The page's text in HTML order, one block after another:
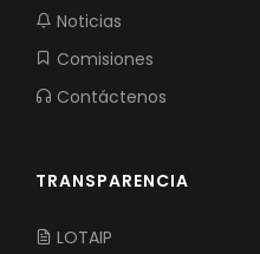
Noticias
Comisiones
Contáctenos
TRANSPARENCIA
LOTAIP